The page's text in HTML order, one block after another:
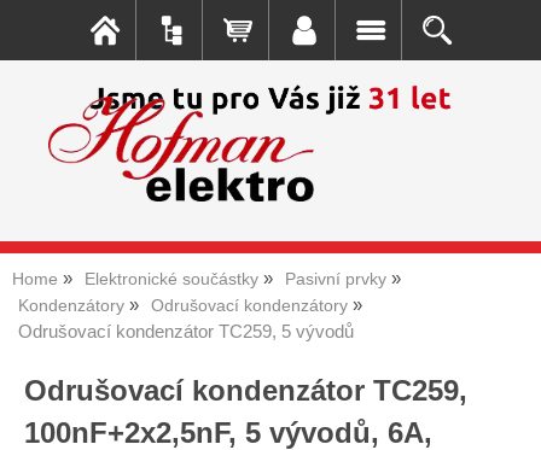
Home Elektronické součástky
Pasivní prvky
Kondenzátory
Odrušovací kondenzátory
Odrušovací kondenzátor TC259, 5 vývodů
Odrušovací kondenzátor TC259,
100nF+2x2,5nF, 5 vývodů, 6A,